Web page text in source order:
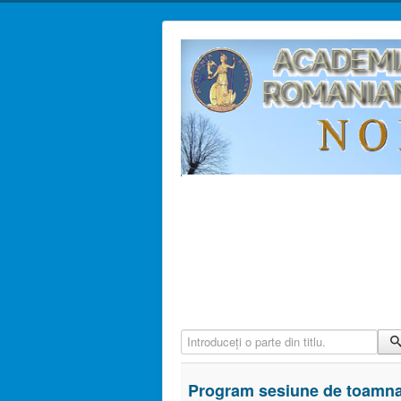
Introduceți o parte din titlu.
Program sesiune de